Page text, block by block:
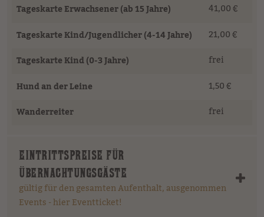
Tageskarte Erwachsener (ab 15 Jahre)
41,00 €
Tageskarte Kind/Jugendlicher (4-14 Jahre)
21,00 €
Tageskarte Kind (0-3 Jahre)
frei
Hund an der Leine
1,50 €
Wanderreiter
frei
EINTRITTSPREISE FÜR
ÜBERNACHTUNGSGÄSTE
gültig für den gesamten Aufenthalt, ausgenommen
Events - hier Eventticket!